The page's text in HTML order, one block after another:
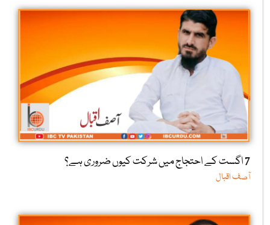
7 اگست کے احتجاج میں شرکت کیوں ضروری ہے؟
آصف اقبال